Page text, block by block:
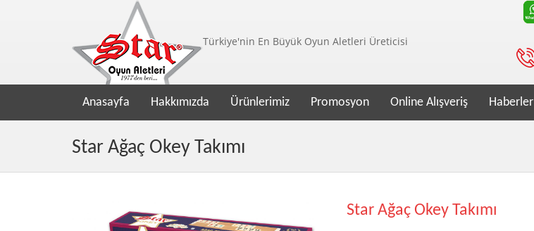
Türkiye'nin En Büyük Oyun Aletleri Üreticisi
Anasayfa Hakkımızda Ürünlerimiz Promosyon Online Alışveriş Haberler
Star Ağaç Okey Takımı
Star Ağaç Okey Takımı